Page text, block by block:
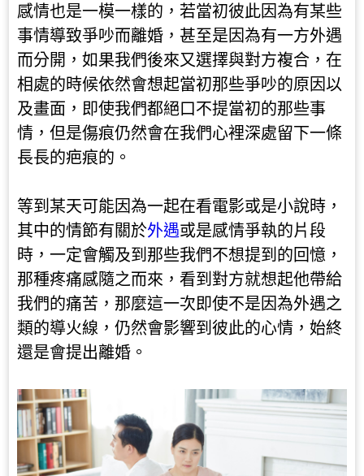
感情也是一模一樣的，若當初彼此因為有某些
事情導致爭吵而離婚，甚至是因為有一方外遇
而分開，如果我們後來又選擇與對方複合，在
相處的時候依然會想起當初那些爭吵的原因以
及畫面，即使我們都絕口不提當初的那些事
情，但是傷痕仍然會在我們心裡深處留下一條
長長的疤痕的。
等到某天可能因為一起在看電影或是小說時，
其中的情節有關於外遇或是感情爭執的片段
時，一定會觸及到那些我們不想提到的回憶，
那種疼痛感隨之而來，看到對方就想起他帶給
我們的痛苦，那麼這一次即使不是因為外遇之
類的導火線，仍然會影響到彼此的心情，始終
還是會提出離婚。